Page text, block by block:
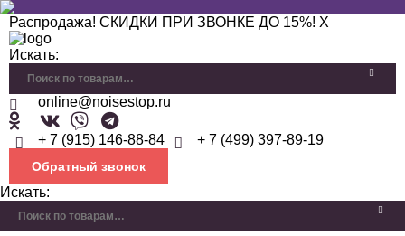
Распродажа! СКИДКИ ПРИ ЗВОНКЕ ДО 15%! X
Искать:
online@noisestop.ru
+ 7 (915) 146-88-84 + 7 (499) 397-89-19
Обратный звонок
Искать: